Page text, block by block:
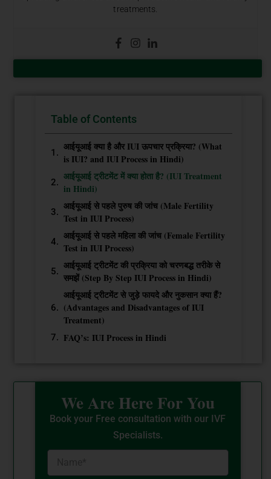
treatments.
Table of Contents
आईयूआई क्या है और IUI ऊपचार प्रक्रिया? (What
is IUI? and IUI Process in Hindi)
आईयूआई ट्रीटमेंट में क्या होता है? (IUI Treatment
in Hindi)
आईयूआई से पहले पुरुष की जांच (Male Fertility
Test in IUI Process)
आईयूआई से पहले महिला की जांच (Female Fertility
Test in IUI Process)
आईयूआई ट्रीटमेंट की प्रक्रिया को चरणबद्ध तरीके से
समझें (Step By Step IUI Process in Hindi)
आईयूआई ट्रीटमेंट से जुड़े फायदे और नुकसान क्या हैं?
(Advantages and Disadvantages of IUI
Treatment)
FAQ’s: IUI Process in Hindi
We Are Here For You
Book your Free consultation with our IVF
Specialists.